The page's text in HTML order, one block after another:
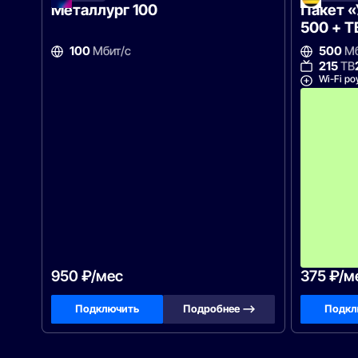
Металлург 100
100Мбит/с
950 ₽/мес
Подключить Подробнее —>
Пакет
500 +
500
215ТВ
Wi-Fi
375 ₽/